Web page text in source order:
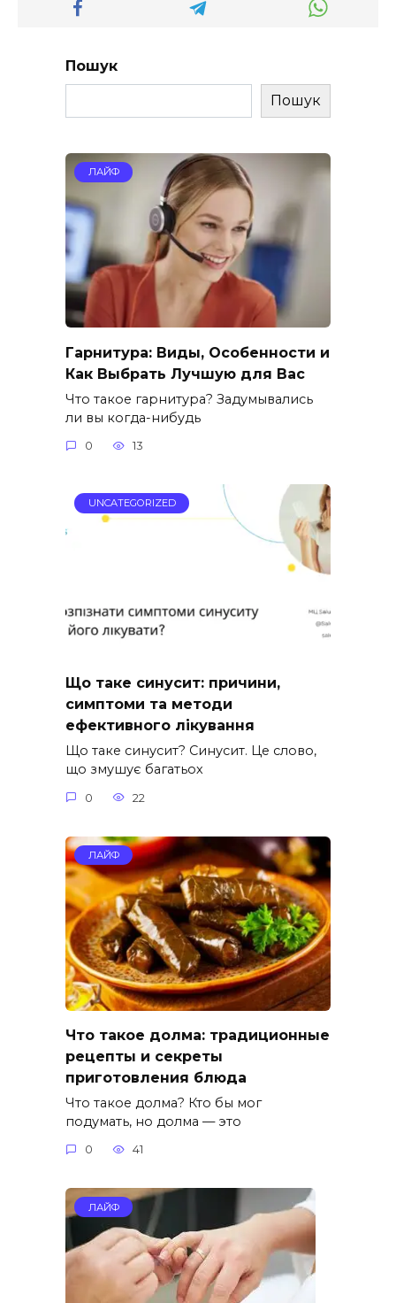
Пошук
Пошук
ЛАЙФ
Гарнитура: Виды, Особенности и
Как Выбрать Лучшую для Вас
Что такое гарнитура? Задумывались
ли вы когда-нибудь
0 13
UNCATEGORIZED
Що таке синусит: причини,
симптоми та методи
ефективного лікування
Що таке синусит? Синусит. Це слово,
що змушує багатьох
0 22
ЛАЙФ
Что такое долма: традиционные
рецепты и секреты
приготовления блюда
Что такое долма? Кто бы мог
подумать, но долма — это
0 41
ЛАЙФ